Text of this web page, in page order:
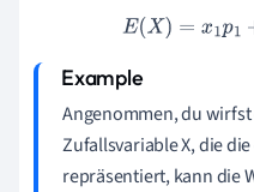
E(X =x1p1
Angenommen, du
Zufallsvariable X, die
repräsentiert, kann die